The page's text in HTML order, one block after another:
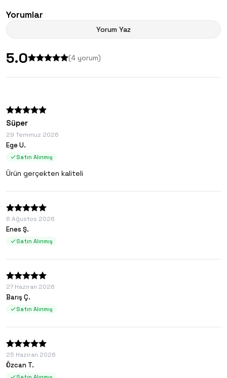
Yorumlar
Yorum Yaz
5.0 (4 yorum)
Süper
29 Temmuz 2026
Ege U.
Satın Alınmış
Ürün gerçekten kaliteli
6 Ağustos 2026
Enes Ş.
Satın Alınmış
27 Haziran 2026
Barış Ç.
Satın Alınmış
25 Haziran 2026
Özcan T.